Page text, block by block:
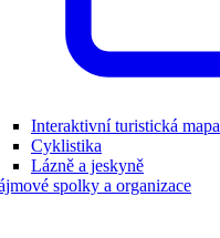
Interaktivní turistická mapa
Cyklistika
Lázně a jeskyně
spolky a organizace